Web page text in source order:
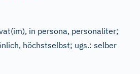
in persona, personaliter;
höchstselbst; ugs.: selber